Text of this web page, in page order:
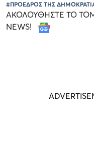
#ΠΡΟΕΔΡΟΣ ΤΗΣ
ΑΚΟΛΟΥΘΗΣΤΕ ΤΟ
NEWS!